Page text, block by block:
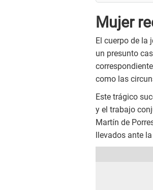
Mujer
El cuerpo de la
un presunto
como las
Este trágico
y el trabajo
Martín de
llevados ante